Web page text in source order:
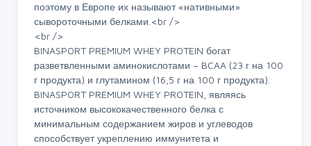
поэтому в Европе их называют «нативными»
сывороточными белками.<br />
<br />
BINASPORT PREMIUM WHEY PROTEIN богат
разветвленными аминокислотами – BCAA (23 г на 100
г продукта) и глутамином (16,5 г на 100 г продукта).
BINASPORT PREMIUM WHEY PROTEIN, являясь
источником высококачественного белка с
минимальным содержанием жиров и углеводов
способствует укреплению иммунитета и